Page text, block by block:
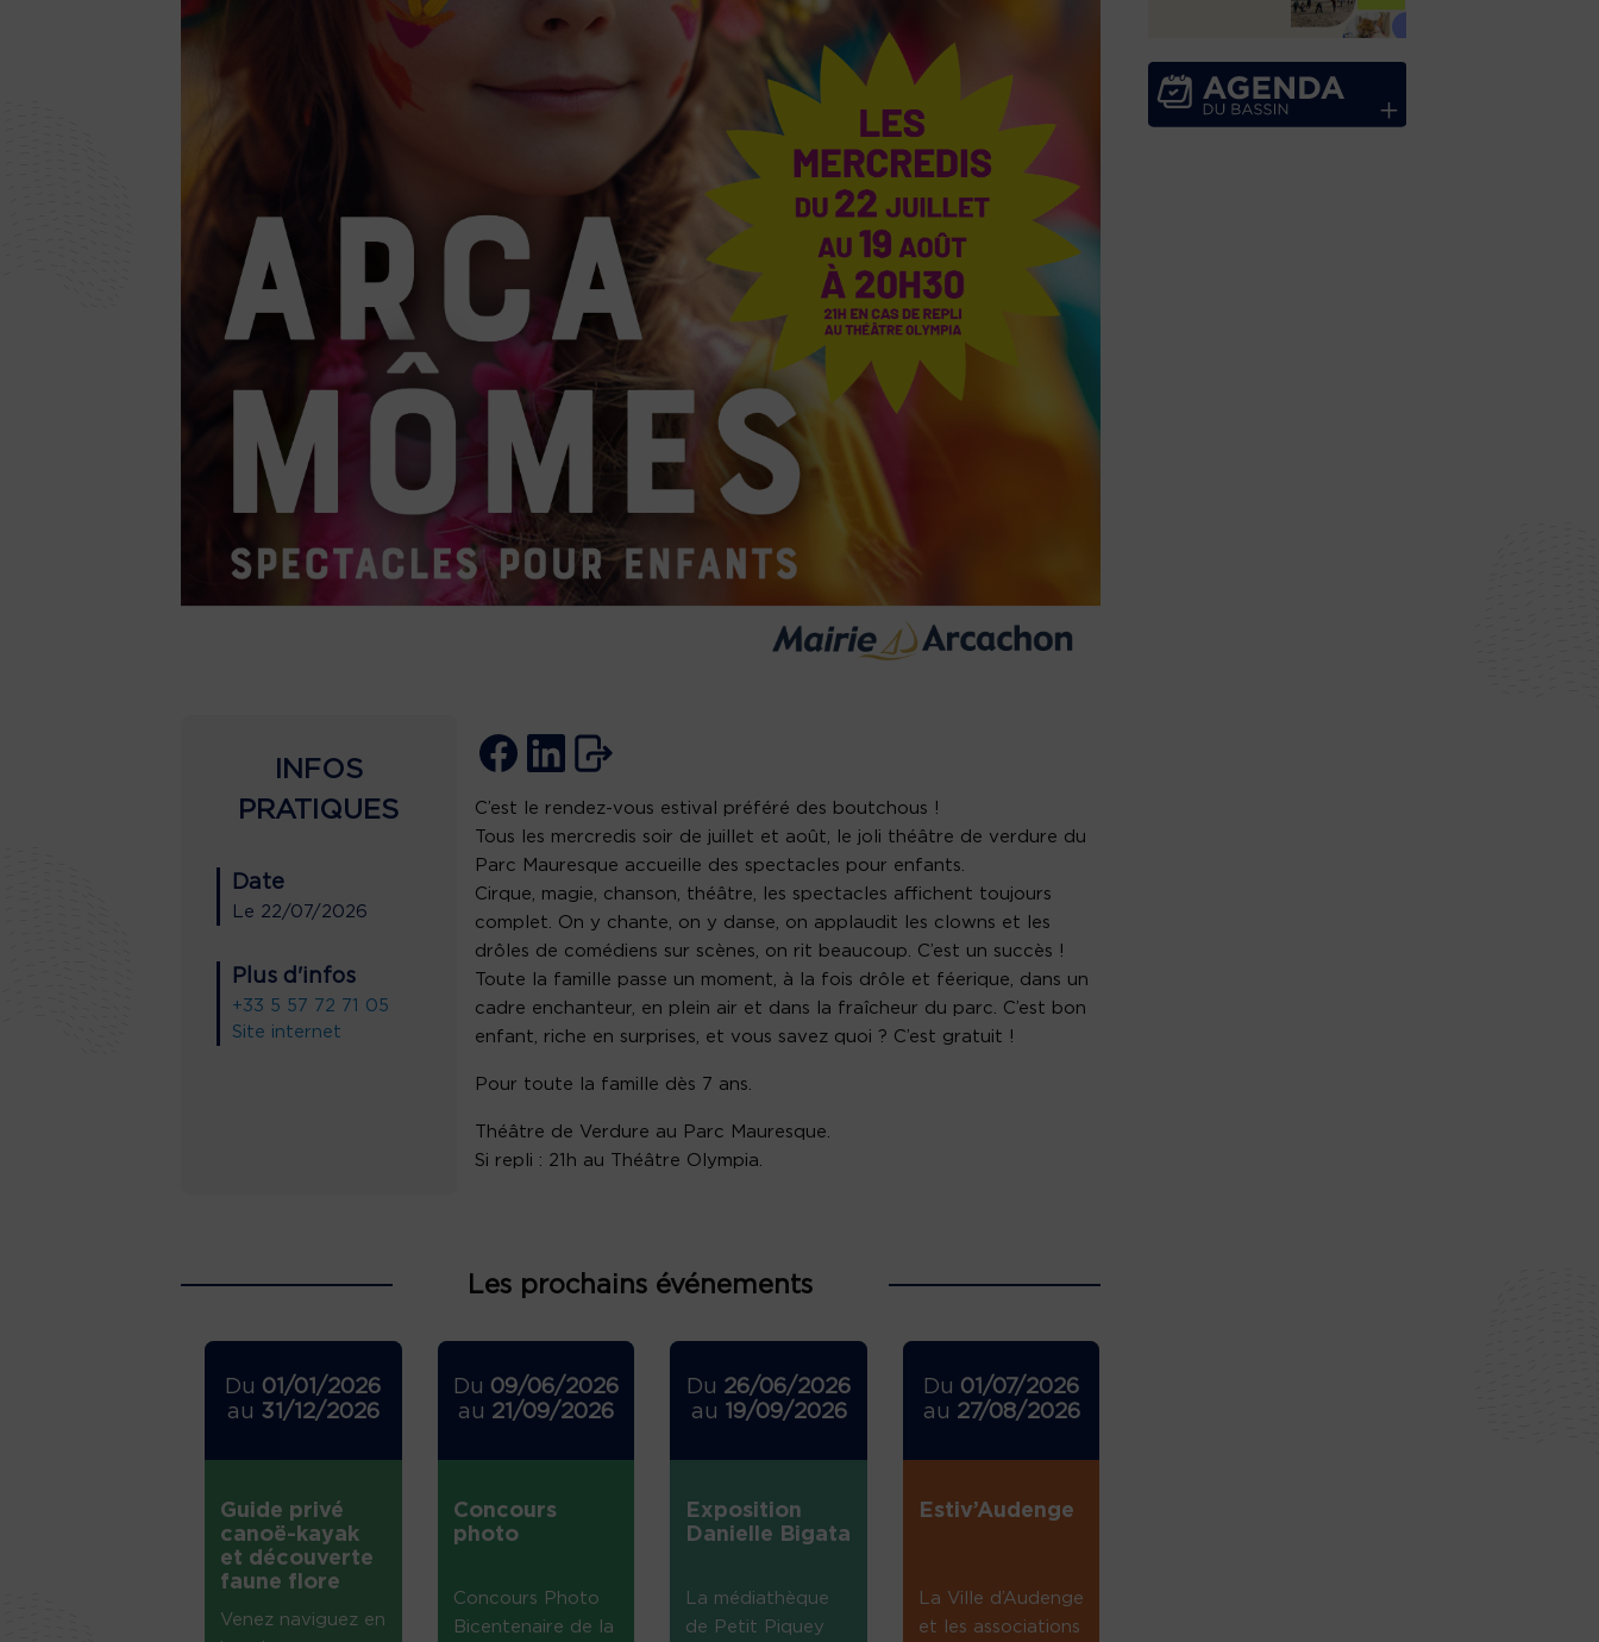
INFOS
PRATIQUES
Date
Le 22/07/2026
Plus d'infos
+33 5 57 72 71 05
Site internet
C’est le rendez-vous estival préféré des boutchous !
Tous les mercredis soir de juillet et août, le joli théâtre de verdure du
Parc Mauresque accueille des spectacles pour enfants.
Cirque, magie, chanson, théâtre, les spectacles affichent toujours
complet. On y chante, on y danse, on applaudit les clowns et les
drôles de comédiens sur scènes, on rit beaucoup. C’est un succès !
Toute la famille passe un moment, à la fois drôle et féerique, dans un
cadre enchanteur, en plein air et dans la fraîcheur du parc. C’est bon
enfant, riche en surprises, et vous savez quoi ? C’est gratuit !
Pour toute la famille dès 7 ans.
Théâtre de Verdure au Parc Mauresque.
Si repli : 21h au Théâtre Olympia.
Les prochains événements
Du 01/01/2026
au 31/12/2026
Guide privé
canoë-kayak
et découverte
faune flore
Venez naviguez en
Du 09/06/2026
au 21/09/2026
Concours
photo
Concours Photo
Bicentenaire de la
Du 26/06/2026
au 19/09/2026
Exposition
Danielle Bigata
La médiathèque
de Petit Piquey
Du 01/07/2026
au 27/08/2026
Estiv’Audenge
La Ville d’Audenge
et les associations